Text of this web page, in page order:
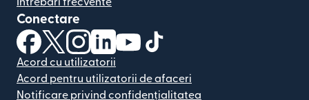
Conectare
(se deschide într-o fereastră nouă)
(se deschide într-o fereastră nouă)
(se deschide într-o fereastră nouă)
(se deschide într-o fereastră nouă)
(se deschide într-o fereastră
Acord cu utilizatorii
Acord pentru utilizatorii de afaceri
Notificare privind confidențialitatea